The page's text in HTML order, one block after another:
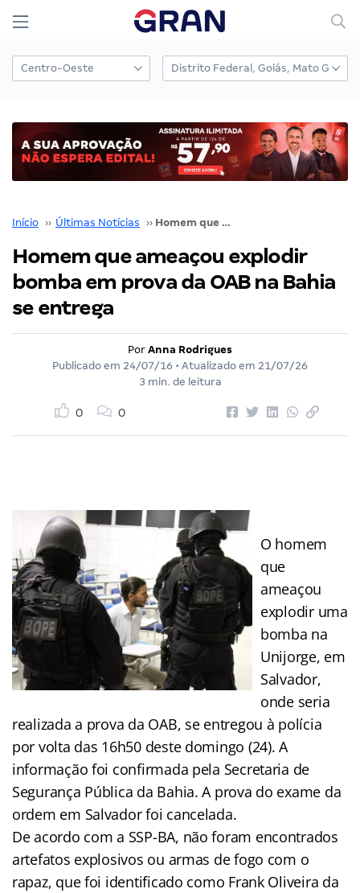
Início ›› Últimas Notícias ›› Homem que ameaçou explodir bomba em prova da OAB na Bahia se entrega
Homem que ameaçou explodir
bomba em prova da OAB na Bahia
se entrega
Por Anna Rodrigues
Publicado em 24/07/16 • Atualizado em 21/07/26
3 min. de leitura
0 0
O homem
que
ameaçou
explodir uma
bomba na
Unijorge, em
Salvador,
onde seria
realizada a prova da OAB, se entregou à polícia
por volta das 16h50 deste domingo (24). A
informação foi confirmada pela Secretaria de
Segurança Pública da Bahia. A prova do exame da
ordem em Salvador foi cancelada.
De acordo com a SSP-BA, não foram encontrados
artefatos explosivos ou armas de fogo com o
rapaz, que foi identificado como Frank Oliveira da